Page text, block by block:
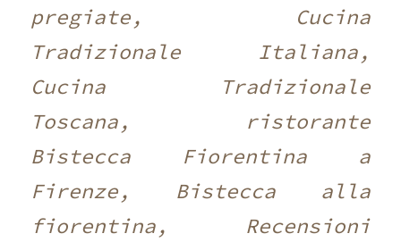
pregiate, Cucina
Tradizionale Italiana,
Cucina Tradizionale
Toscana, ristorante
Bistecca Fiorentina a
Firenze, Bistecca alla
fiorentina, Recensioni